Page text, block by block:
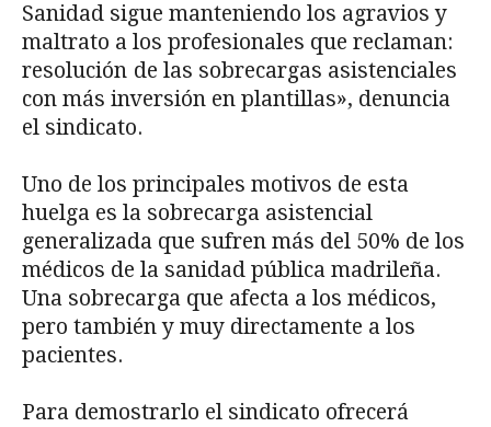
Sanidad sigue manteniendo los agravios y
maltrato a los profesionales que reclaman:
resolución de las sobrecargas asistenciales
con más inversión en plantillas», denuncia
el sindicato.
Uno de los principales motivos de esta
huelga es la sobrecarga asistencial
generalizada que sufren más del 50% de los
médicos de la sanidad pública madrileña.
Una sobrecarga que afecta a los médicos,
pero también y muy directamente a los
pacientes.
Para demostrarlo el sindicato ofrecerá